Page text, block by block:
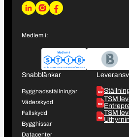
L
n
I
I
m
F
o
o
Medlem i:
Snabblänkar
Byggnadsställningar
Väderskydd
Fallskydd
Bygghissar
Datacenter
TSM
TSM